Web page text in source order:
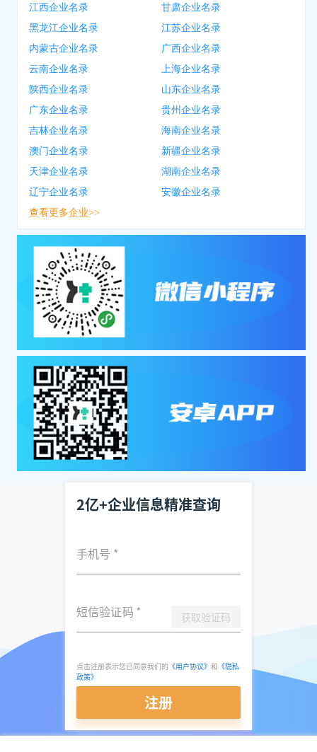
江西企业名录
甘肃企业名录
黑龙江企业名录
江苏企业名录
内蒙古企业名录
广西企业名录
云南企业名录
上海企业名录
陕西企业名录
山东企业名录
广东企业名录
贵州企业名录
吉林企业名录
海南企业名录
澳门企业名录
新疆企业名录
天津企业名录
湖南企业名录
辽宁企业名录
安徽企业名录
查看更多企业>>
2亿+企业信息精准查询
手机号 *
短信验证码 * 获取验证码
点击注册表示您已同意我们的 《用户协议》 和 《隐私
政策》
注册